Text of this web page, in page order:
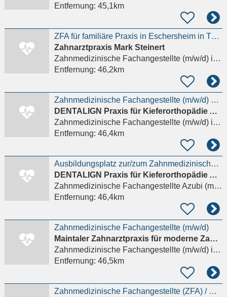
Entfernung: 45,1km
ZFA für familiäre Praxis in Eschersheim in TZ ab sofort gesucht
Zahnarztpraxis Mark Steinert
Zahnmedizinische Fachangestellte (m/w/d)in Frankfurt am Main
Entfernung: 46,2km
Zahnmedizinische Fachangestellte (m/w/d) KFO-Praxis in Frankfurt am Main
DENTALIGN Praxis für Kieferorthopädie Ah-Rum Kim
Zahnmedizinische Fachangestellte (m/w/d)in Frankfurt am Main
Entfernung: 46,4km
Ausbildungsplatz zur/zum Zahnmedizinischen Fachangestellten (m/w/d) - Praxis in Frankfurt
DENTALIGN Praxis für Kieferorthopädie Ah-Rum Kim
Zahnmedizinische Fachangestellte Azubi (m/w/d)
Entfernung: 46,4km
Zahnmedizinische Fachangestellte (m/w/d)
Maintaler Zahnarztpraxis für moderne Zahnmedizin Dr. med. dent. Agatha Watzlaw und Dr. med. dent. G
Zahnmedizinische Fachangestellte (m/w/d)in Maintal, Dörnigheim
Entfernung: 46,5km
Zahnmedizinische Fachangestellte (ZFA) / MFA / ZMF als Behandlungsassistenz (m/w/d) –